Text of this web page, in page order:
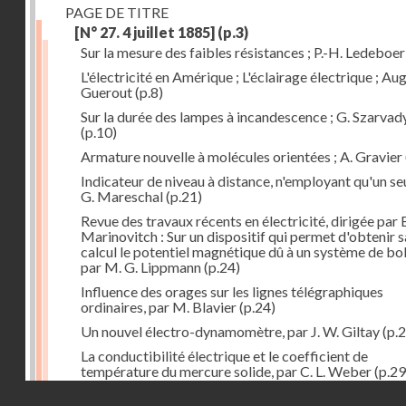
PAGE DE TITRE
[N° 27. 4 juillet 1885] (p.3)
Sur la mesure des faibles résistances ; P.-H. Ledeboer
L'électricité en Amérique ; L'éclairage électrique ;
Guerout(p.8)
Sur la durée des lampes à incandescence ; G.
(p.10)
Armature nouvelle à molécules orientées ; A. Gravier
Indicateur de niveau à distance, n'employant qu'un
G. Mareschal(p.21)
Revue des travaux récents en électricité, dirigée par
Marinovitch : Sur un dispositif qui permet d'obtenir
calcul le potentiel magnétique dû à un système de
par M. G. Lippmann(p.24)
Influence des orages sur les lignes télégraphiques
ordinaires, par M. Blavier(p.24)
Un nouvel électro-dynamomètre, par J. W. Giltay
La conductibilité électrique et le coefficient de
température du mercure solide, par C. L. Weber